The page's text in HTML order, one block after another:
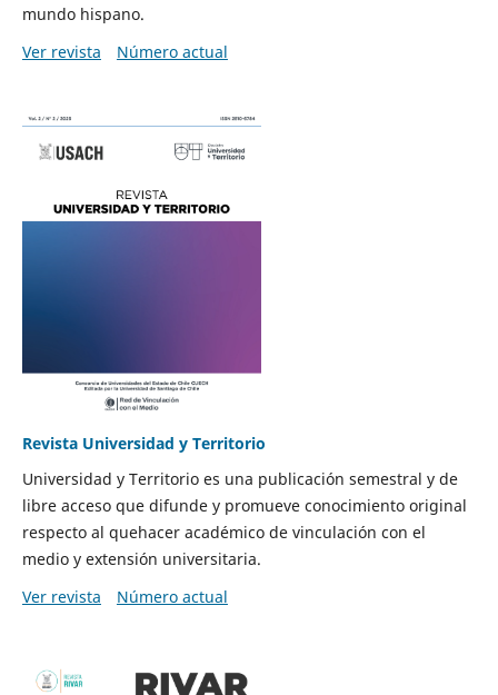
mundo hispano.
Ver revista
Número actual
Revista Universidad y Territorio
Universidad y Territorio es una publicación semestral y de
libre acceso que difunde y promueve conocimiento original
respecto al quehacer académico de vinculación con el
medio y extensión universitaria.
Ver revista
Número actual